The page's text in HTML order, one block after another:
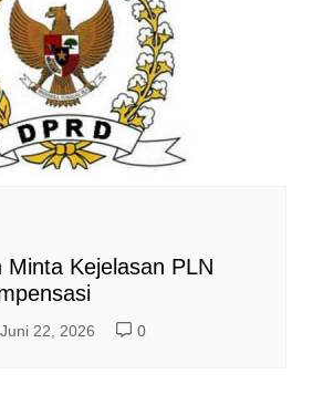
Minta Kejelasan PLN
Juni 22, 2026 0